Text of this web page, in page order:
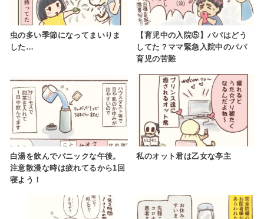
虫の多い季節になってまいりま
した…
【育児中の入院⑤】パパはどう
してた？ママ緊急入院中のパパ
育児の苦難
白湯を飲んでパニックな午後。
注意散漫な時は疲れてるから1回
寝よう！
私のオット君は乙女な亭主